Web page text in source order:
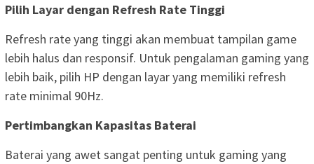
Pilih Layar dengan Refresh Rate Tinggi
Refresh rate yang tinggi akan membuat tampilan game
lebih halus dan responsif. Untuk pengalaman gaming yang
lebih baik, pilih HP dengan layar yang memiliki refresh
rate minimal 90Hz.
Pertimbangkan Kapasitas Baterai
Baterai yang awet sangat penting untuk gaming yang